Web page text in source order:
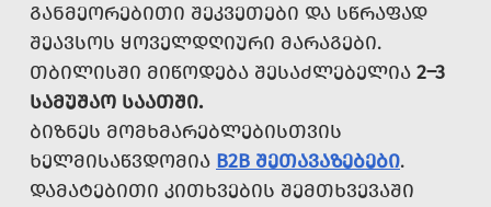
ᲒᲐᲜᲛᲔᲝᲠᲔᲑᲘᲗᲘ ᲨᲔᲙᲕᲔᲗᲔᲑᲘ ᲓᲐ ᲡᲬᲠᲐᲤᲐᲓ
ᲨᲔᲐᲕᲡᲝᲡ ᲧᲝᲕᲔᲚᲓᲦᲘᲣᲠᲘ ᲛᲐᲠᲐᲒᲔᲑᲘ.
ᲗᲑᲘᲚᲘᲡᲨᲘ ᲛᲘᲬᲝᲓᲔᲑᲐ ᲨᲔᲡᲐᲫᲚᲔᲑᲔᲚᲘᲐ 2–3
ᲡᲐᲛᲣᲨᲐᲝ ᲡᲐᲐᲗᲨᲘ.
ᲑᲘᲖᲜᲔᲡ ᲛᲝᲛᲮᲛᲐᲠᲔᲑᲚᲔᲑᲘᲡᲗᲕᲘᲡ
ᲮᲔᲚᲛᲘᲡᲐᲬᲕᲓᲝᲛᲘᲐ B2B ᲨᲔᲗᲐᲕᲐᲖᲔᲑᲔᲑᲘ.
ᲓᲐᲛᲐᲢᲔᲑᲘᲗᲘ ᲙᲘᲗᲮᲕᲔᲑᲘᲡ ᲨᲔᲛᲗᲮᲕᲔᲕᲐᲨᲘ